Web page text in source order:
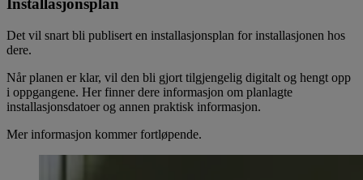
Installasjonsplan
Det vil snart bli publisert en installasjonsplan for installasjonen hos
dere.
Når planen er klar, vil den bli gjort tilgjengelig digitalt og hengt opp
i oppgangene. Her finner dere informasjon om planlagte
installasjonsdatoer og annen praktisk informasjon.
Mer informasjon kommer fortløpende.